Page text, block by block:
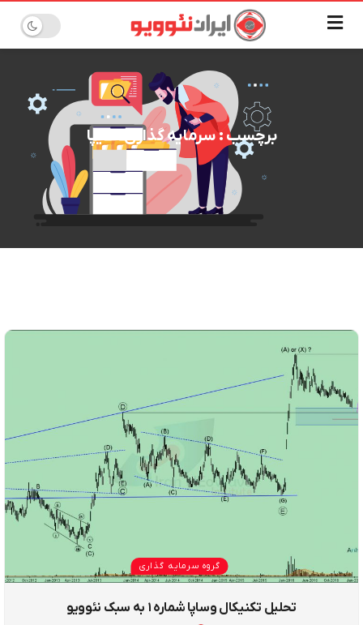
برچسب : سرمایه گذاری سایپا
گروه سرمایه گذاری
تحلیل تکنیکال وساپا شماره ۱ به سبک نئوویو